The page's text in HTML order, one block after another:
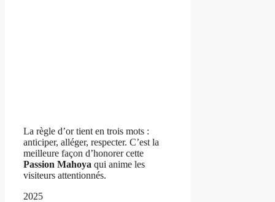
La règle d’or tient en trois mots :
anticiper, alléger, respecter. C’est la
meilleure façon d’honorer cette
Passion Mahoya qui anime les
visiteurs attentionnés.
2025